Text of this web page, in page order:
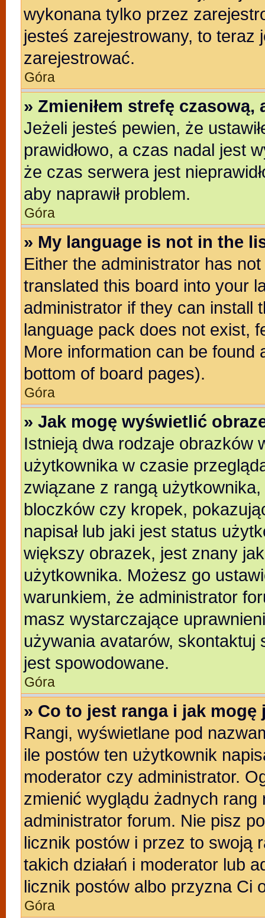
wykonana tylko przez
jesteś zarejestrowany, to teraz
zarejestrować.
Góra
» Zmieniłem strefę
Jeżeli jesteś pewien, że
prawidłowo, a czas nadal jest
że czas serwera jest
aby naprawił problem.
Góra
» My language is not in the
Either the administrator has
translated this board into your
administrator if they can install
language pack does not exist,
More information can be found
bottom of board pages).
Góra
» Jak mogę wyświetlić
Istnieją dwa rodzaje obrazków
użytkownika w czasie
związane z rangą
bloczków czy kropek,
napisał lub jaki jest status
większy obrazek, jest znany
użytkownika. Możesz go
warunkiem, że administrator
masz wystarczające
używania avatarów,
jest spowodowane.
Góra
» Co to jest ranga i jak mogę
Rangi, wyświetlane pod
ile postów ten użytkownik
moderator czy administrator.
zmienić wyglądu żadnych
administrator forum. Nie pisz
licznik postów i przez to swoją
takich działań i moderator lub
licznik postów albo przyzna Ci
Góra